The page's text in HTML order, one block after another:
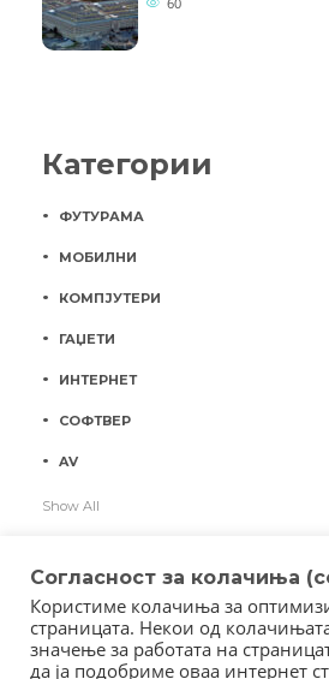
Категории
ФУТУРАМА
МОБИЛНИ
КОМПЈУТЕРИ
ГАЏЕТИ
ИНТЕРНЕТ
СОФТВЕР
AV
Show All
Согласност за колачиња
Користиме колачиња за
страницата. Некои од
значење за работата на
да ја подобриме оваа интернет